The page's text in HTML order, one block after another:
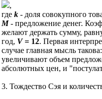
,
где k - доля совокупного
M- предложение денег.
желают держать сумму,
год, V= 12. Первая
случае главная мысль
увеличивают объем
абсолютных цен, и
3. Тождество Сэя и